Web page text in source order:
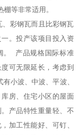
等非常适用。
。投产该项目投入资
。 产品规格国际标准
可无限延长，考虑到
小波、中波、平波、
房、住宅小区的屋面
产品特性重量轻、不
加工性能好、可钉、